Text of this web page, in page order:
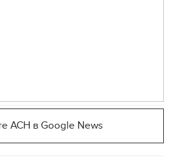
АСН в Google News